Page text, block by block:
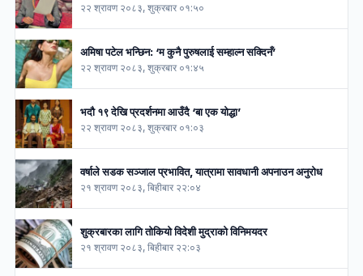
२२ श्रावण २०८३, शुक्रबार ०१:५०
अमिषा पटेल भन्छिन: ‘म कुनै पुरुषलाई सम्हाल्न सक्दिनँ’
२२ श्रावण २०८३, शुक्रबार ०१:४५
भदौ १९ देखि प्रदर्शनमा आउँदै ‘बा एक योद्धा’
२२ श्रावण २०८३, शुक्रबार ०१:०३
वर्षाले सडक सञ्जाल प्रभावित, यात्रामा सावधानी अपनाउन अनुरोध
२१ श्रावण २०८३, बिहीबार २२:०४
शुक्रबारका लागि तोकियो विदेशी मुद्राको विनिमयदर
२१ श्रावण २०८३, बिहीबार २२:०३